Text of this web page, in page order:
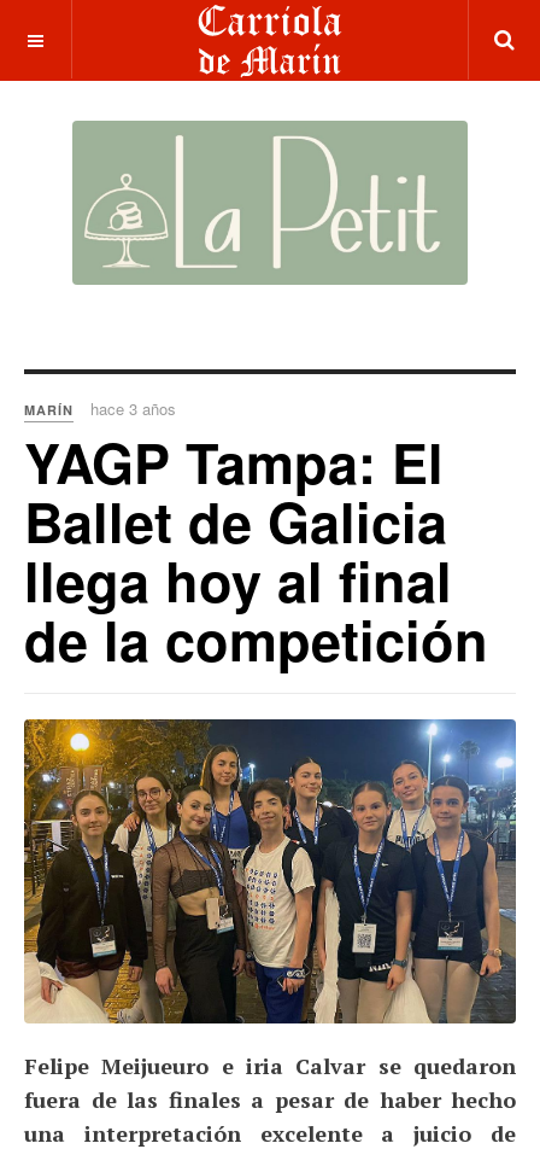
MARÍN hace 3 años
YAGP Tampa: El
Ballet de Galicia
llega hoy al final
de la competición
Felipe Meijueuro e iria Calvar se quedaron
fuera de las finales a pesar de haber hecho
una interpretación excelente a juicio de